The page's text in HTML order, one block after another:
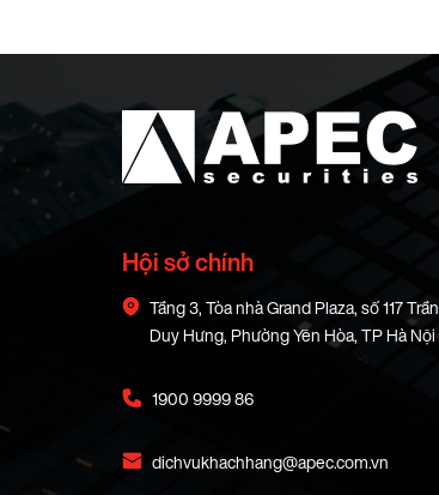
Hội sở chính
Tầng 3, Tòa nhà Grand Plaza, số 117 Trần
Duy Hưng, Phường Yên Hòa, TP Hà Nội
1900 9999 86
dichvukhachhang@apec.com.vn